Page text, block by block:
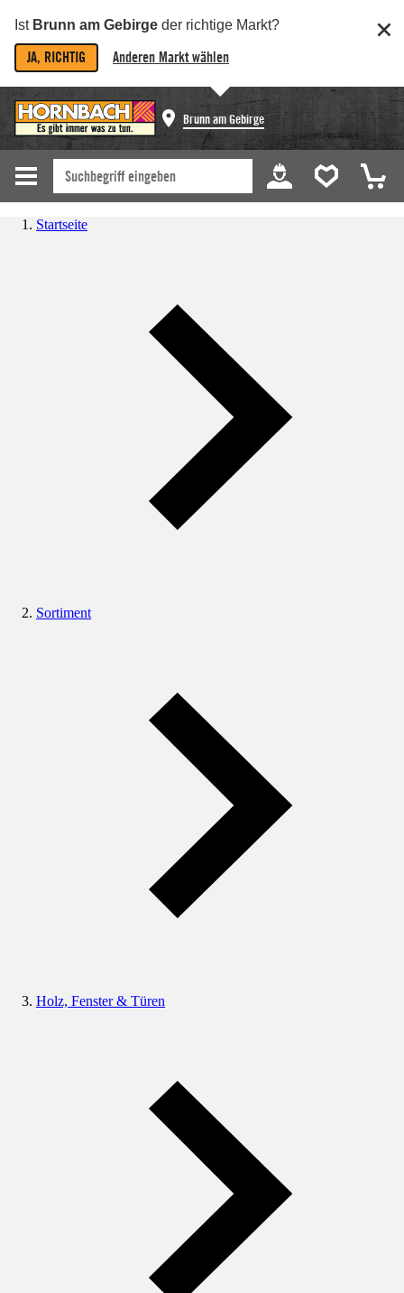
Ist Brunn am Gebirge der richtige Markt?
JA, RICHTIG Anderen Markt wählen
Brunn am Gebirge
Startseite
Sortiment
Holz, Fenster & Türen